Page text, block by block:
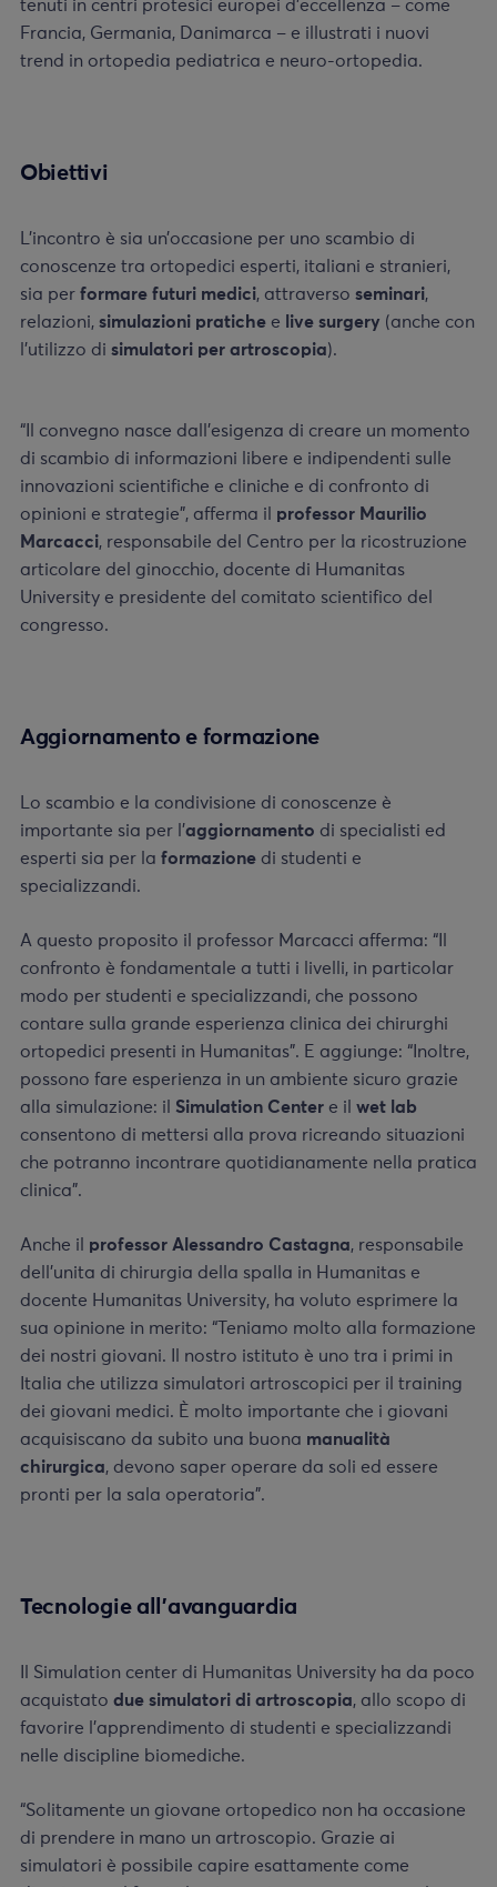
tenuti in centri protesici europei d’eccellenza – come
Francia, Germania, Danimarca – e illustrati i nuovi
trend in ortopedia pediatrica e neuro-ortopedia.
Obiettivi
L’incontro è sia un’occasione per uno scambio di
conoscenze tra ortopedici esperti, italiani e stranieri,
sia per formare futuri medici, attraverso seminari,
relazioni, simulazioni pratiche e live surgery (anche con
l’utilizzo di simulatori per artroscopia).
“Il convegno nasce dall’esigenza di creare un momento
di scambio di informazioni libere e indipendenti sulle
innovazioni scientifiche e cliniche e di confronto di
opinioni e strategie”, afferma il professor Maurilio
Marcacci, responsabile del Centro per la ricostruzione
articolare del ginocchio, docente di Humanitas
University e presidente del comitato scientifico del
congresso.
Aggiornamento e formazione
Lo scambio e la condivisione di conoscenze è
importante sia per l’aggiornamento di specialisti ed
esperti sia per la formazione di studenti e
specializzandi.
A questo proposito il professor Marcacci afferma: “Il
confronto è fondamentale a tutti i livelli, in particolar
modo per studenti e specializzandi, che possono
contare sulla grande esperienza clinica dei chirurghi
ortopedici presenti in Humanitas”. E aggiunge: “Inoltre,
possono fare esperienza in un ambiente sicuro grazie
alla simulazione: il Simulation Center e il wet lab
consentono di mettersi alla prova ricreando situazioni
che potranno incontrare quotidianamente nella pratica
clinica”.
Anche il professor Alessandro Castagna, responsabile
dell’unita di chirurgia della spalla in Humanitas e
docente Humanitas University, ha voluto esprimere la
sua opinione in merito: “Teniamo molto alla formazione
dei nostri giovani. Il nostro istituto è uno tra i primi in
Italia che utilizza simulatori artroscopici per il training
dei giovani medici. È molto importante che i giovani
acquisiscano da subito una buona manualità
chirurgica, devono saper operare da soli ed essere
pronti per la sala operatoria”.
Tecnologie all’avanguardia
Il Simulation center di Humanitas University ha da poco
acquistato due simulatori di artroscopia, allo scopo di
favorire l’apprendimento di studenti e specializzandi
nelle discipline biomediche.
“Solitamente un giovane ortopedico non ha occasione
di prendere in mano un artroscopio. Grazie ai
simulatori è possibile capire esattamente come